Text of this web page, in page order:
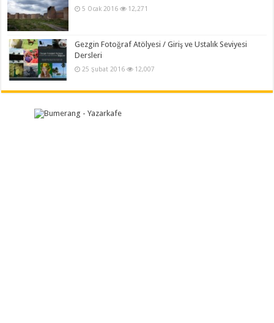
5 Ocak 2016 12,271
Gezgin Fotoğraf Atölyesi / Giriş ve Ustalık Seviyesi
Dersleri
25 Şubat 2016 12,007